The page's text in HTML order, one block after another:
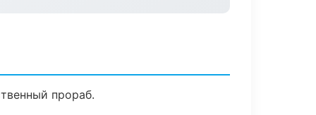
прораб.